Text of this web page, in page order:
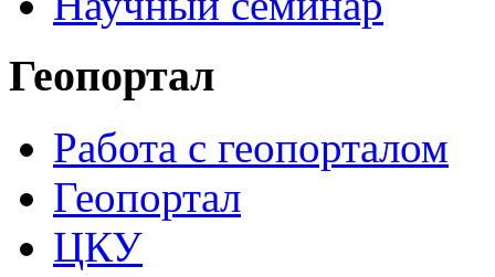
Геопортал
Работа с геопорталом
Геопортал
ЦКУ